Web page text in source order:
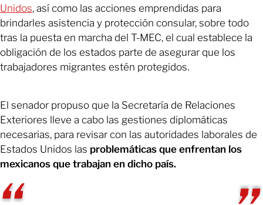
Unidos, así como las acciones emprendidas para
brindarles asistencia y protección consular, sobre todo
tras la puesta en marcha del T-MEC, el cual establece la
obligación de los estados parte de asegurar que los
trabajadores migrantes estén protegidos.
El senador propuso que la Secretaría de Relaciones
Exteriores lleve a cabo las gestiones diplomáticas
necesarias, para revisar con las autoridades laborales de
Estados Unidos las problemáticas que enfrentan los
mexicanos que trabajan en dicho país.